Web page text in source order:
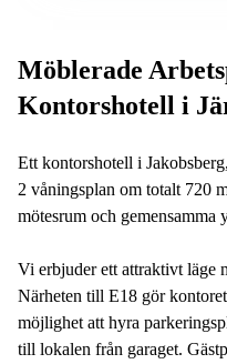
Möblerade
Kontorshotell i
Ett kontorshotell i
2 våningsplan om totalt 720
mötesrum och gemensamma
Vi erbjuder ett attraktivt läge
Närheten till E18 gör
möjlighet att hyra
till lokalen från garaget.